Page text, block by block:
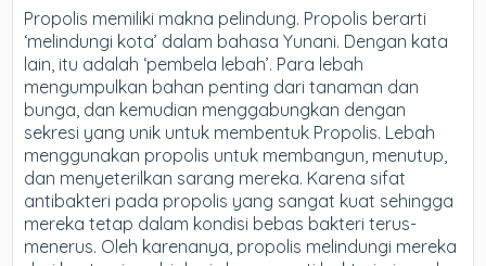
Propolis memiliki makna pelindung. Propolis berarti
‘melindungi kota’ dalam bahasa Yunani. Dengan kata
lain, itu adalah ‘pembela lebah’. Para lebah
mengumpulkan bahan penting dari tanaman dan
bunga, dan kemudian menggabungkan dengan
sekresi yang unik untuk membentuk Propolis. Lebah
menggunakan propolis untuk membangun, menutup,
dan menyeterilkan sarang mereka. Karena sifat
antibakteri pada propolis yang sangat kuat sehingga
mereka tetap dalam kondisi bebas bakteri terus-
menerus. Oleh karenanya, propolis melindungi mereka